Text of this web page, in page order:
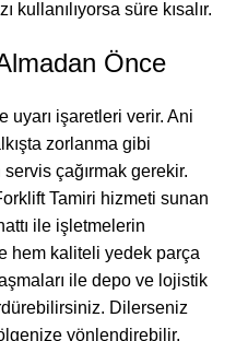
kullanılıyorsa süre kısalır.
Önce
uyarı işaretleri verir. Ani
zorlanma gibi
çağırmak gerekir.
Tamiri hizmeti sunan
ile işletmelerin
hem kaliteli yedek parça
ile depo ve lojistik
Dilerseniz
yönlendirebilir,